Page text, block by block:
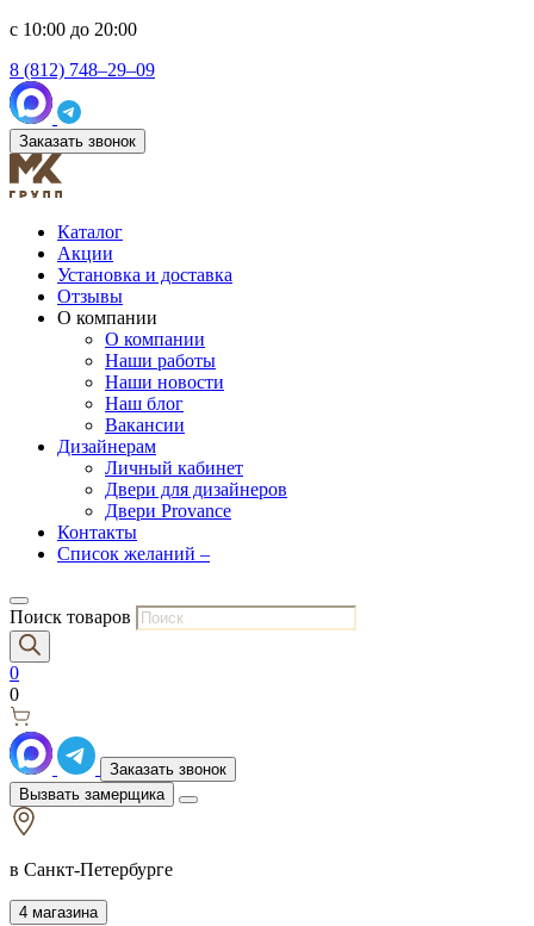
с 10:00 до 20:00
8 (812) 748–29–09
Заказать звонок
Каталог
Акции
Установка и доставка
Отзывы
О компании
О компании
Наши работы
Наши новости
Наш блог
Вакансии
Дизайнерам
Личный кабинет
Двери для дизайнеров
Двери Provance
Контакты
Список желаний –
Поиск товаров
0
0
Заказать звонок
Вызвать замерщика
в Санкт-Петербурге
4 магазина